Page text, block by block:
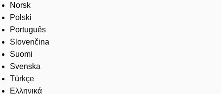
Norsk
Polski
Português
Slovenčina
Suomi
Svenska
Türkçe
Ελληνικά